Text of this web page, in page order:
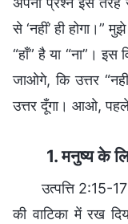
से ‘नहीं’ ही होगा।”
“हाँ” है या “ना”।
जाओगे, कि उत्तर
उत्तर दूँगा। आओ,
1. मनुष्य के
उत्पत्ति 2:15-
की वाटिका में रख